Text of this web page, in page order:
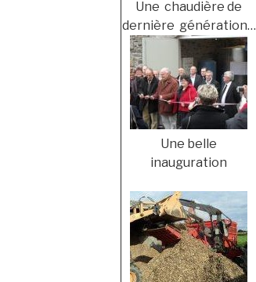
Une chaudière de
dernière génération…
Une belle
inauguration